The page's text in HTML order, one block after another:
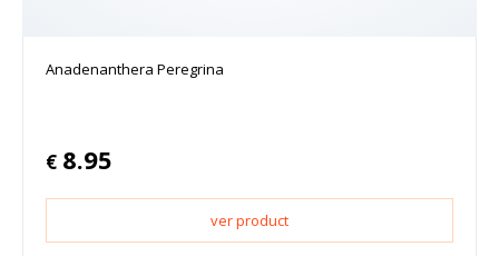
Anadenanthera Peregrina
€ 8.95
ver product